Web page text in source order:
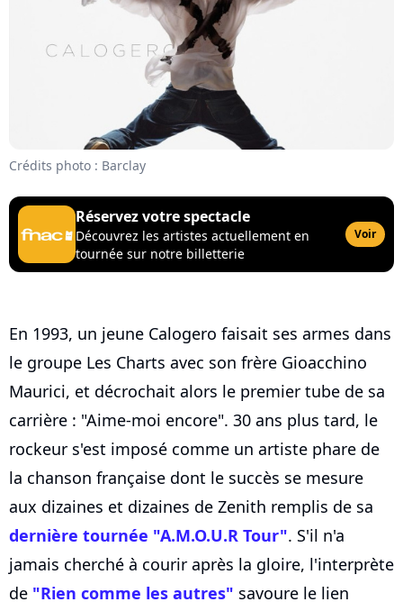
Crédits photo : Barclay
Réservez votre spectacle
Découvrez les artistes actuellement en
tournée sur notre billetterie
Voir
En 1993, un jeune Calogero faisait ses armes dans
le groupe Les Charts avec son frère Gioacchino
Maurici, et décrochait alors le premier tube de sa
carrière : "Aime-moi encore". 30 ans plus tard, le
rockeur s'est imposé comme un artiste phare de
la chanson française dont le succès se mesure
aux dizaines et dizaines de Zenith remplis de sa
dernière tournée "A.M.O.U.R Tour". S'il n'a
jamais cherché à courir après la gloire, l'interprète
de "Rien comme les autres" savoure le lien